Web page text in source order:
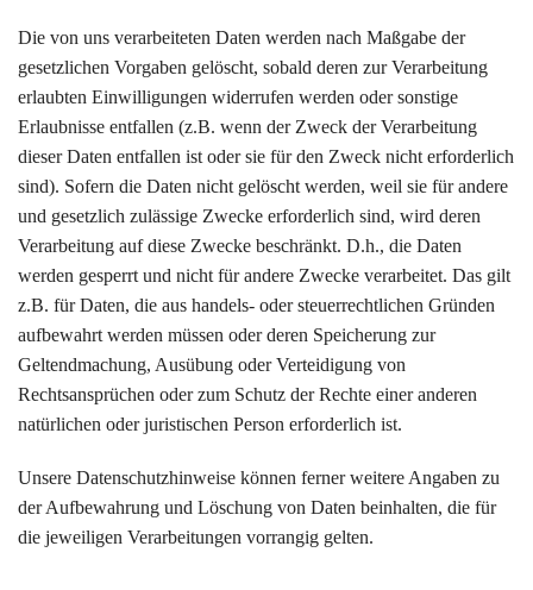
Die von uns verarbeiteten Daten werden nach Maßgabe der
gesetzlichen Vorgaben gelöscht, sobald deren zur Verarbeitung
erlaubten Einwilligungen widerrufen werden oder sonstige
Erlaubnisse entfallen (z.B. wenn der Zweck der Verarbeitung
dieser Daten entfallen ist oder sie für den Zweck nicht erforderlich
sind). Sofern die Daten nicht gelöscht werden, weil sie für andere
und gesetzlich zulässige Zwecke erforderlich sind, wird deren
Verarbeitung auf diese Zwecke beschränkt. D.h., die Daten
werden gesperrt und nicht für andere Zwecke verarbeitet. Das gilt
z.B. für Daten, die aus handels- oder steuerrechtlichen Gründen
aufbewahrt werden müssen oder deren Speicherung zur
Geltendmachung, Ausübung oder Verteidigung von
Rechtsansprüchen oder zum Schutz der Rechte einer anderen
natürlichen oder juristischen Person erforderlich ist.
Unsere Datenschutzhinweise können ferner weitere Angaben zu
der Aufbewahrung und Löschung von Daten beinhalten, die für
die jeweiligen Verarbeitungen vorrangig gelten.